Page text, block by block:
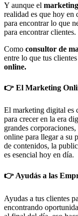
Y aunque el
realidad es que hoy en
para encontrar lo que
para encontrar clientes.
Como consultor de
entre lo que tus
online.
👉 El Marketing
El marketing digital es
para crecer en la era
grandes corporaciones,
online para llegar a su
de contenidos, la
es esencial hoy en día.
👉 Ayudás a las
Ayudas a tus clientes
encontrando